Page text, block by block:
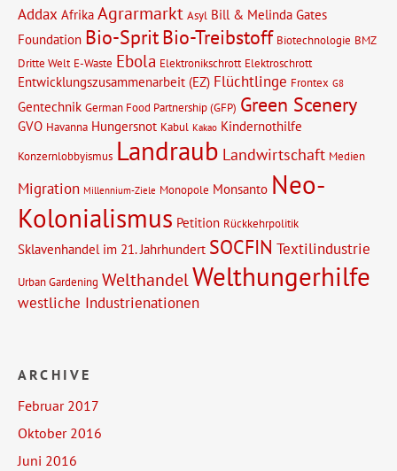
Addax Afrika Agrarmarkt Asyl Bill & Melinda Gates
Foundation Bio-SpritBio-Treibstoff Biotechnologie BMZ
Dritte Welt E-Waste Ebola Elektronikschrott Elektroschrott
Entwicklungszusammenarbeit (EZ) Flüchtlinge Frontex G8
Gentechnik German Food Partnership (GFP) Green Scenery
GVO Havanna Hungersnot Kabul Kakao Kindernothilfe
Konzernlobbyismus Landraub Landwirtschaft Medien
Migration Millennium-Ziele Monopole Monsanto Neo-
Kolonialismus Petition Rückkehrpolitik
Sklavenhandel im 21. Jahrhundert SOCFIN Textilindustrie
Urban Gardening WelthandelWelthungerhilfe
westliche Industrienationen
ARCHIVE
Februar 2017
Oktober 2016
Juni 2016